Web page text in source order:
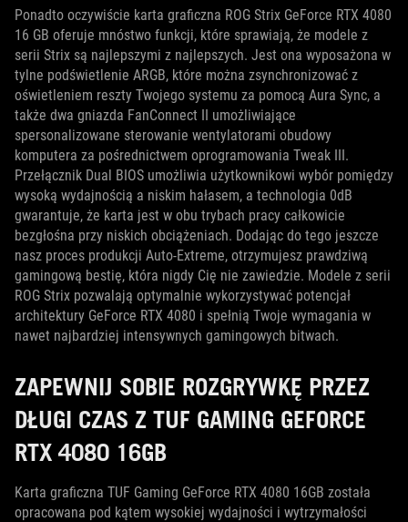
Ponadto oczywiście karta graficzna ROG Strix GeForce RTX 4080
16 GB oferuje mnóstwo funkcji, które sprawiają, że modele z
serii Strix są najlepszymi z najlepszych. Jest ona wyposażona w
tylne podświetlenie ARGB, które można zsynchronizować z
oświetleniem reszty Twojego systemu za pomocą Aura Sync, a
także dwa gniazda FanConnect II umożliwiające
spersonalizowane sterowanie wentylatorami obudowy
komputera za pośrednictwem oprogramowania Tweak III.
Przełącznik Dual BIOS umożliwia użytkownikowi wybór pomiędzy
wysoką wydajnością a niskim hałasem, a technologia 0dB
gwarantuje, że karta jest w obu trybach pracy całkowicie
bezgłośna przy niskich obciążeniach. Dodając do tego jeszcze
nasz proces produkcji Auto-Extreme, otrzymujesz prawdziwą
gamingową bestię, która nigdy Cię nie zawiedzie. Modele z serii
ROG Strix pozwalają optymalnie wykorzystywać potencjał
architektury GeForce RTX 4080 i spełnią Twoje wymagania w
nawet najbardziej intensywnych gamingowych bitwach.
ZAPEWNIJ SOBIE ROZGRYWKĘ PRZEZ
DŁUGI CZAS Z TUF GAMING GEFORCE
RTX 4080 16GB
Karta graficzna TUF Gaming GeForce RTX 4080 16GB została
opracowana pod kątem wysokiej wydajności i wytrzymałości